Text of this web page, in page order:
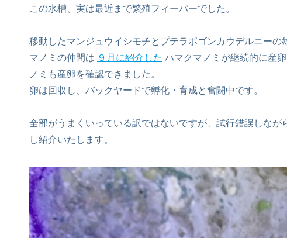
この水槽、実は最近まで繁殖フィーバーでした。
移動したマンジュウイシモチとプテラポゴンカウデルニーの
マノミの仲間は ９月に紹介した ハマクマノミが継続的に産
ノミも産卵を確認できました。
卵は回収し、バックヤードで孵化・育成と奮闘中です。
全部がうまくいっている訳ではないですが、試行錯誤しなが
し紹介いたします。